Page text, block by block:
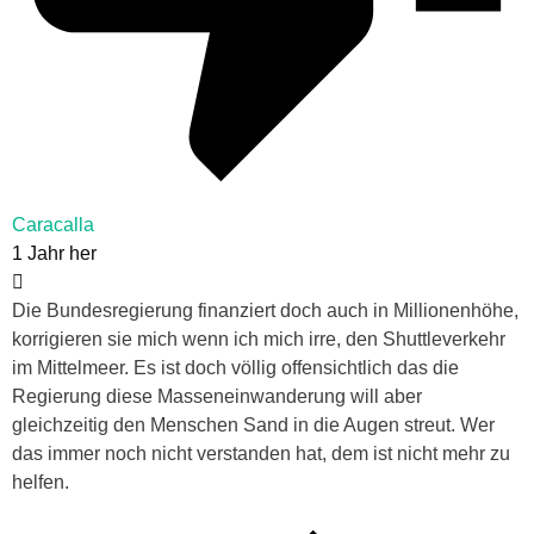
Caracalla
1 Jahr her
Die Bundesregierung finanziert doch auch in Millionenhöhe,
korrigieren sie mich wenn ich mich irre, den Shuttleverkehr
im Mittelmeer. Es ist doch völlig offensichtlich das die
Regierung diese Masseneinwanderung will aber
gleichzeitig den Menschen Sand in die Augen streut. Wer
das immer noch nicht verstanden hat, dem ist nicht mehr zu
helfen.